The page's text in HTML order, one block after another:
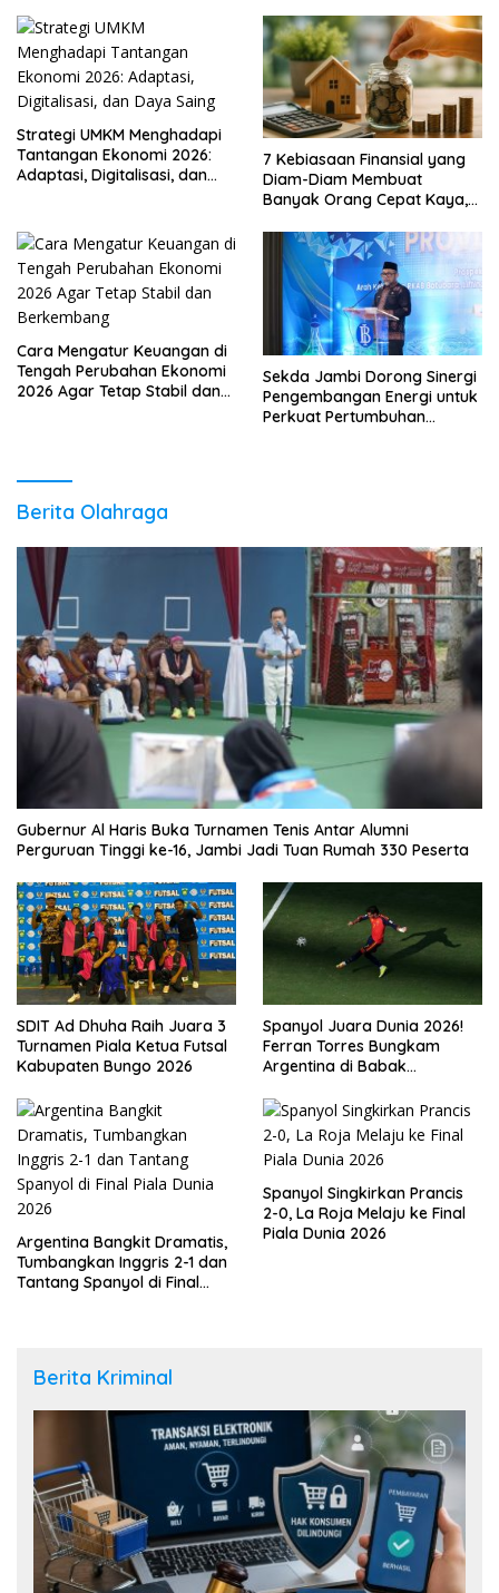
Strategi UMKM Menghadapi
Tantangan Ekonomi 2026:
Adaptasi, Digitalisasi, dan
7 Kebiasaan Finansial yang
Diam-Diam Membuat
Banyak Orang Cepat Kaya,
Cara Mengatur Keuangan di
Tengah Perubahan Ekonomi
2026 Agar Tetap Stabil dan
Sekda Jambi Dorong Sinergi
Pengembangan Energi untuk
Perkuat Pertumbuhan
Berita Olahraga
Gubernur Al Haris Buka Turnamen Tenis Antar Alumni
Perguruan Tinggi ke-16, Jambi Jadi Tuan Rumah 330 Peserta
SDIT Ad Dhuha Raih Juara 3
Turnamen Piala Ketua Futsal
Kabupaten Bungo 2026
Spanyol Juara Dunia 2026!
Ferran Torres Bungkam
Argentina di Babak
Argentina Bangkit Dramatis,
Tumbangkan Inggris 2-1 dan
Tantang Spanyol di Final
Spanyol Singkirkan Prancis
2-0, La Roja Melaju ke Final
Piala Dunia 2026
Berita Kriminal